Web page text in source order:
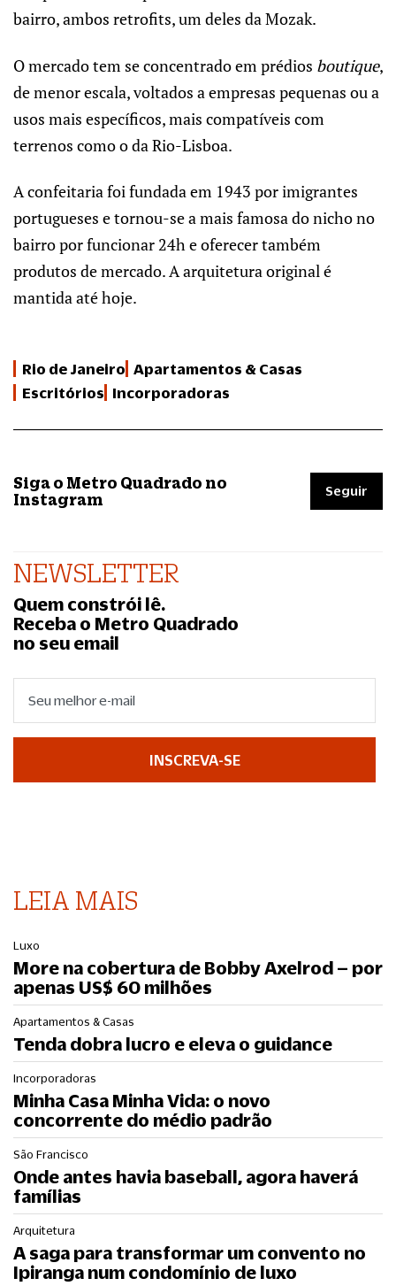
bairro, ambos retrofits, um deles da Mozak.
O mercado tem se concentrado em prédios boutique,
de menor escala, voltados a empresas pequenas ou a
usos mais específicos, mais compatíveis com
terrenos como o da Rio-Lisboa.
A confeitaria foi fundada em 1943 por imigrantes
portugueses e tornou-se a mais famosa do nicho no
bairro por funcionar 24h e oferecer também
produtos de mercado. A arquitetura original é
mantida até hoje.
Rio de Janeiro Apartamentos & Casas
Escritórios Incorporadoras
Siga o Metro Quadrado no
Instagram
Seguir
NEWSLETTER
Quem constrói lê.
Receba o Metro Quadrado
no seu email
INSCREVA-SE
LEIA MAIS
Luxo
More na cobertura de Bobby Axelrod – por
apenas US$ 60 milhões
Apartamentos & Casas
Tenda dobra lucro e eleva o guidance
Incorporadoras
Minha Casa Minha Vida: o novo
concorrente do médio padrão
São Francisco
Onde antes havia baseball, agora haverá
famílias
Arquitetura
A saga para transformar um convento no
Ipiranga num condomínio de luxo